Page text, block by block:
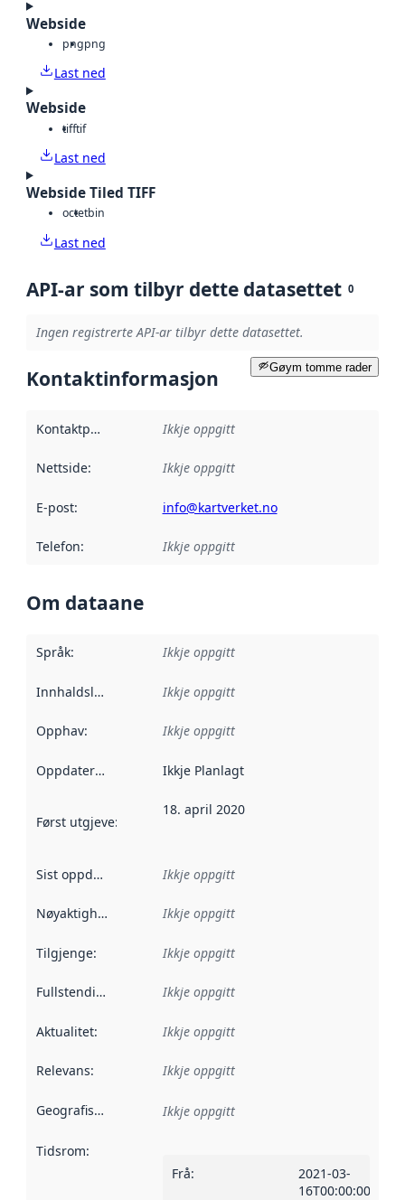
Webside
pngpng
Last ned
Webside
tifftif
Last ned
Webside Tiled TIFF
octetbin
Last ned
API-ar som tilbyr dette datasettet 0
Ingen registrerte API-ar tilbyr dette datasettet.
Gøym tomme rader
Kontaktinformasjon
Kontaktpunkt Ikkje oppgitt
Nettside: Ikkje oppgitt
E-post: info@kartverket.no
Telefon: Ikkje oppgitt
Om dataane
Språk: Ikkje oppgitt
Innhaldsleverandørar :
Ikkje oppgitt
Opphav: Ikkje oppgitt
Oppdateringsfrekvens :
Ikkje Planlagt
Først utgjeve: Denne datoen seier når dataa i dette
18. april 2020
Sist oppdatert Ikkje oppgitt
Nøyaktigheit Ikkje oppgitt
Tilgjenge: Ikkje oppgitt
Fullstendigheit Ikkje oppgitt
Aktualitet: Ikkje oppgitt
Relevans: Ikkje oppgitt
Geografisk område Ikkje oppgitt
Tidsrom:
Frå:
2021-03-
16T00:00:00Z